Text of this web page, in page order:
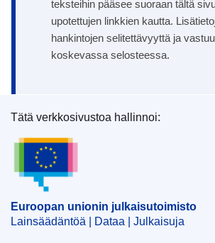
teksteihin pääsee suoraan tältä
upotettujen linkkien kautta.
hankintojen selitettävyyttä ja
koskevassa selosteessa.
Euroopan unionin julkaisutoimisto
Tätä verkkosivustoa hallinnoi:
Euroopan unionin julkaisutoimisto
Lainsäädäntöä | Dataa | Julkaisuja